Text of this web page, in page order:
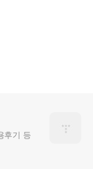
후기 등